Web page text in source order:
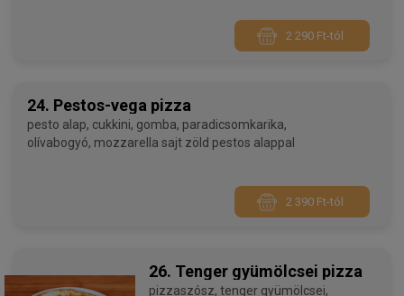
2 290 Ft-tól
24. Pestos-vega pizza
pesto alap, cukkini, gomba, paradicsomkarika,
olívabogyó, mozzarella sajt zöld pestos alappal
2 390 Ft-tól
26. Tenger gyümölcsei pizza
pizzaszósz, tenger gyümölcsei,